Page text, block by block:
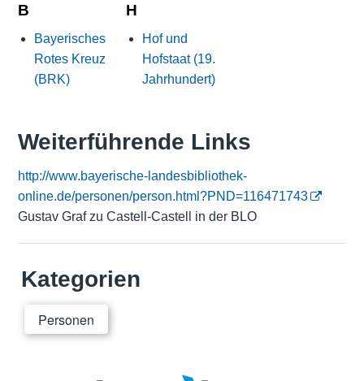
B
Bayerisches
Rotes Kreuz
(BRK)
H
Hof und
Hofstaat (19.
Jahrhundert)
Weiterführende Links
http://www.bayerische-landesbibliothek-
online.de/personen/person.html?PND=116471743
Gustav Graf zu Castell-Castell in der BLO
Kategorien
Personen